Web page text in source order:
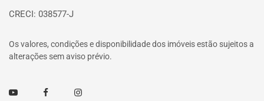
CRECI: 038577-J
Os valores, condições e disponibilidade dos imóveis estão sujeitos a
alterações sem aviso prévio.
Youtube FacebookInstagram